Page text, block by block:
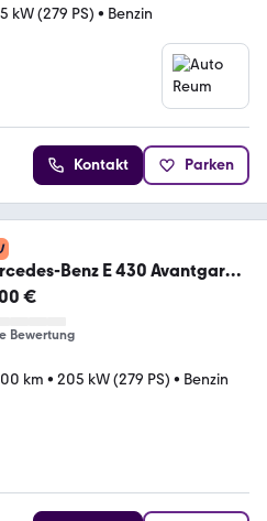
kW (279 PS) • Benzin
Kontakt Parken
Benz E 430 Avantgarde
€
Bewertung
km • 205 kW (279 PS) • Benzin